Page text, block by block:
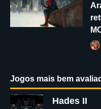
Jogos mais bem
Hades II